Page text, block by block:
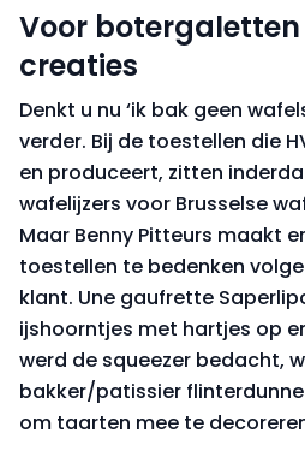
Voor
creaties
Denkt u nu ‘ik bak geen
verder. Bij de toestellen die
en produceert, zitten
wafelijzers voor Brusselse
Maar Benny Pitteurs maakt
toestellen te bedenken
klant. Une gaufrette
ijshoorntjes met hartjes op
werd de squeezer bedacht,
bakker/patissier
om taarten mee te